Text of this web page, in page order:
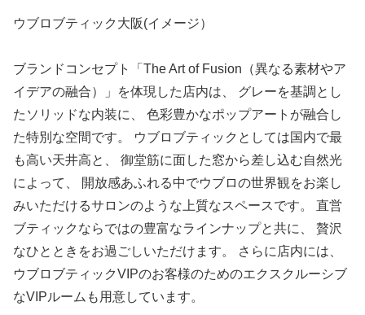
ウブロブティック大阪(イメージ）
ブランドコンセプト「The Art of Fusion（異なる素材やア
イデアの融合）」を体現した店内は、 グレーを基調とし
たソリッドな内装に、 色彩豊かなポップアートが融合し
た特別な空間です。 ウブロブティックとしては国内で最
も高い天井高と、 御堂筋に面した窓から差し込む自然光
によって、 開放感あふれる中でウブロの世界観をお楽し
みいただけるサロンのような上質なスペースです。 直営
ブティックならではの豊富なラインナップと共に、 贅沢
なひとときをお過ごしいただけます。 さらに店内には、
ウブロブティックVIPのお客様のためのエクスクルーシブ
なVIPルームも用意しています。